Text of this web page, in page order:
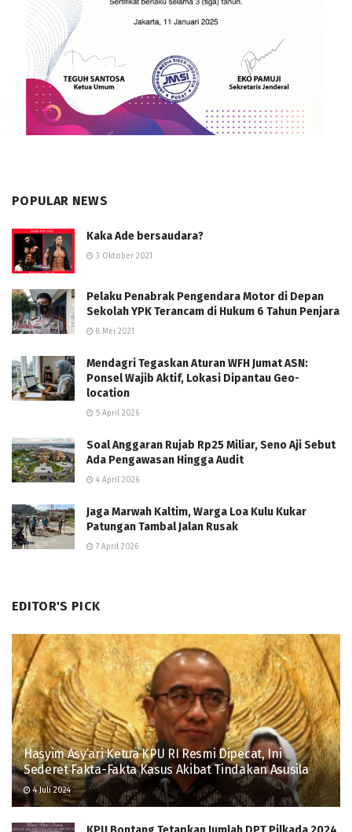
POPULAR NEWS
Kaka Ade bersaudara?
3 Oktober 2021
Pelaku Penabrak Pengendara Motor di Depan
Sekolah YPK Terancam di Hukum 6 Tahun Penjara
8 Mei 2021
Mendagri Tegaskan Aturan WFH Jumat ASN:
Ponsel Wajib Aktif, Lokasi Dipantau Geo-
location
5 April 2026
Soal Anggaran Rujab Rp25 Miliar, Seno Aji Sebut
Ada Pengawasan Hingga Audit
4 April 2026
Jaga Marwah Kaltim, Warga Loa Kulu Kukar
Patungan Tambal Jalan Rusak
7 April 2026
EDITOR'S PICK
Hasyim Asy’ari Ketua KPU RI Resmi Dipecat, Ini
Sederet Fakta-Fakta Kasus Akibat Tindakan Asusila
4 Juli 2024